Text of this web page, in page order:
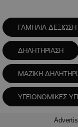
ΓΑΜΗΛΙΑ ΔΕΞΙΩΣΗ
ΔΗΛΗΤΗΡΙΑΣΗ
ΜΑΖΙΚΗ
ΥΓΕΙΟΝΟΜΙΚΕΣ